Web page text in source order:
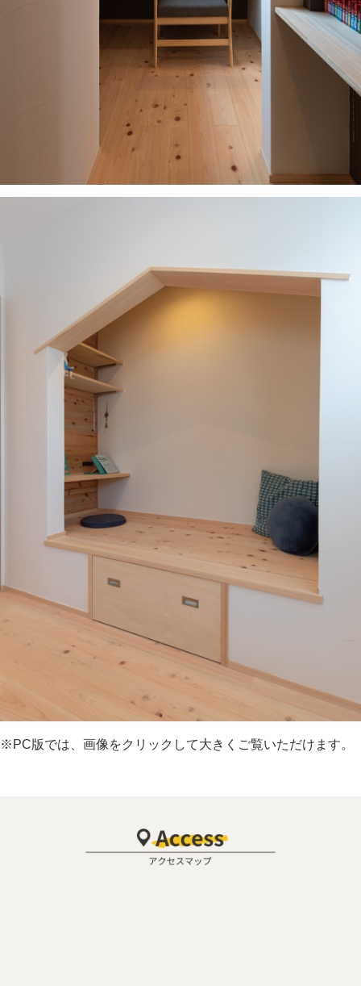
※PC版では、画像をクリックして大きくご覧いただけます。